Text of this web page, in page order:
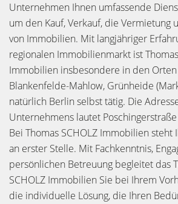
Unternehmen Ihnen umfassende
um den Kauf, Verkauf, die Vermietung
von Immobilien. Mit langjähriger
regionalen Immobilienmarkt ist
Immobilien insbesondere in den
Blankenfelde-Mahlow, Grünheide
natürlich Berlin selbst tätig. Die
Unternehmens lautet
Bei Thomas SCHOLZ Immobilien
an erster Stelle. Mit Fachkenntnis,
persönlichen Betreuung begleitet das
SCHOLZ Immobilien Sie bei Ihrem
die individuelle Lösung, die Ihren